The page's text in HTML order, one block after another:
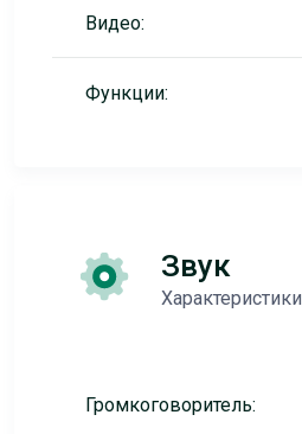
Видео:
Функции:
Звук
Характеристики
Громкоговоритель: